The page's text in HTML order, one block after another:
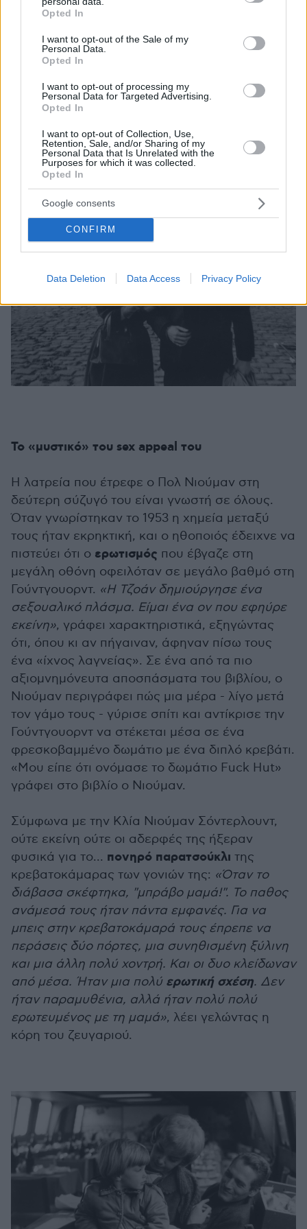
grant or deny consent to Google and its third-party tags to
use your data for below specified purposes in below Google
consent section.
Opted In
I want to opt-out of the Sale of my
Personal Data.
Opted In
I want to opt-out of processing my
Personal Data for Targeted Advertising.
Opted In
I want to opt-out of Collection, Use,
Retention, Sale, and/or Sharing of my
Personal Data that Is Unrelated with the
Purposes for which it was collected.
Opted In
Google consents
CONFIRM
Data Deletion Data Access Privacy Policy
της ζωής του».
ένιωθε έπαιξαν σημαντικό ρόλο στην απόφασή
του να προσφέρει ότι μπορεί στη δημιουργία
και την ενίσχυση κέντρων που
καταπολεμούσαν τα ναρκωτικά και άλλους
φιλανθρωπικούς σκοπούς
Το «μυστικό» του sex appeal του
Η λατρεία που έτρεφε ο Πολ Νιούμαν στη
δεύτερη σύζυγό του είναι γνωστή σε όλους.
Όταν γνωρίστηκαν το 1953 η χημεία μεταξύ
τους ήταν εκρηκτική, και ο ηθοποιός έδειχνε να
πιστεύει ότι ο ερωτισμός που έβγαζε στη
μεγάλη οθόνη οφειλόταν σε μεγάλο βαθμό στη
Γούντγουορντ. «Η Τζοάν δημιούργησε ένα
σεξουαλικό πλάσμα. Είμαι ένα ον που εφηύρε
εκείνη», γράφει χαρακτηριστικά, εξηγώντας
ότι, όπου κι αν πήγαιναν, άφηναν πίσω τους
ένα «ίχνος λαγνείας». Σε ένα από τα πιο
αξιομνημόνευτα αποσπάσματα του βιβλίου, ο
Νιούμαν περιγράφει πώς μια μέρα - λίγο μετά
τον γάμο τους - γύρισε σπίτι και αντίκρισε την
Γούντγουορντ να στέκεται μέσα σε ένα
φρεσκοβαμμένο δωμάτιο με ένα διπλό κρεβάτι.
«Μου είπε ότι ονόμασε το δωμάτιο Fuck Hut»
γράφει στο βιβλίο ο Νιούμαν.
Σύμφωνα με την Κλία Νιούμαν Σόντερλουντ,
ούτε εκείνη ούτε οι αδερφές της ήξεραν
φυσικά για το... πονηρό παρατσούκλι της
κρεβατοκάμαρας των γονιών της: «Όταν το
διάβασα σκέφτηκα, "μπράβο μαμά!". Το παθος
ανάμεσά τους ήταν πάντα εμφανές. Για να
μπεις στην κρεβατοκάμαρά τους έπρεπε να
περάσεις δύο πόρτες, μια συνηθισμένη ξύλινη
και μια άλλη πολύ χοντρή. Και οι δυο κλείδωναν
από μέσα. Ήταν μια πολύ ερωτική σχέση. Δεν
ήταν παραμυθένια, αλλά ήταν πολύ πολύ
ερωτευμένος με τη μαμά», λέει γελώντας η
κόρη του ζευγαριού.